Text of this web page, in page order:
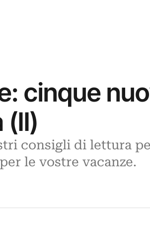
cinque
consigli di lettura
le vostre vacanze.